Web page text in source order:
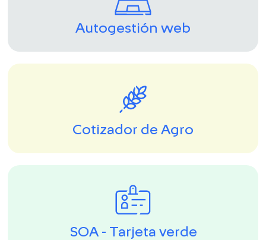
Autogestión web
Cotizador de Agro
SOA - Tarjeta verde